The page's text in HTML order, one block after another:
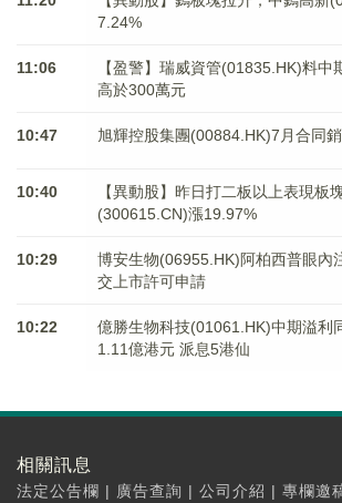
7.24%
11:06
【盈警】瑞威資管(01835.HK)料中
高於300萬元
10:47 旭輝控股集團(00884.HK)7月合同
10:40
【異動股】昨日打二板以上表現板
(300615.CN)漲19.97%
10:29
博安生物(06955.HK)阿柏西普眼內
交上市許可申請
10:22
億勝生物科技(01061.HK)中期溢利
1.11億港元 派息5港仙
相關訊息
法定公告欄 | 廣告查詢 | 公司介紹 | 專欄邀